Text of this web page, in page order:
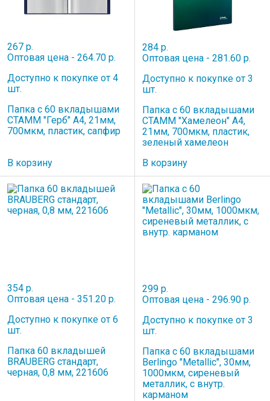
267 р.
Оптовая цена - 264.70 р.
Доступно к покупке от 4
шт.
Папка с 60 вкладышами
СТАММ "Герб" А4, 21мм,
700мкм, пластик, сапфир
В корзину
284 р.
Оптовая цена - 281.60 р.
Доступно к покупке от 3
шт.
Папка с 60 вкладышами
СТАММ "Хамелеон" А4,
21мм, 700мкм, пластик,
зеленый хамелеон
В корзину
354 р.
Оптовая цена - 351.20 р.
Доступно к покупке от 6
шт.
Папка 60 вкладышей
BRAUBERG стандарт,
черная, 0,8 мм, 221606
299 р.
Оптовая цена - 296.90 р.
Доступно к покупке от 3
шт.
Папка с 60 вкладышами
Berlingo "Metallic", 30мм,
1000мкм, сиреневый
металлик, с внутр.
карманом